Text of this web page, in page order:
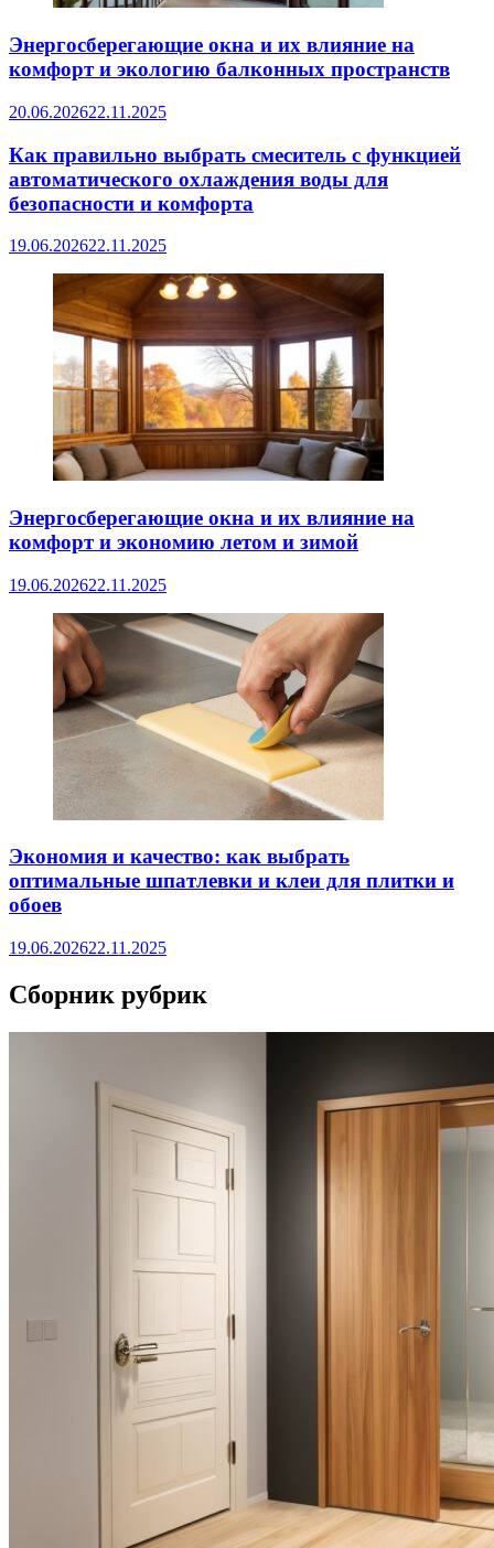
Энергосберегающие окна и их влияние на
комфорт и экологию балконных пространств
20.06.202622.11.2025
Как правильно выбрать смеситель с функцией
автоматического охлаждения воды для
безопасности и комфорта
19.06.202622.11.2025
Энергосберегающие окна и их влияние на
комфорт и экономию летом и зимой
19.06.202622.11.2025
Экономия и качество: как выбрать
оптимальные шпатлевки и клеи для плитки и
обоев
19.06.202622.11.2025
Сборник рубрик